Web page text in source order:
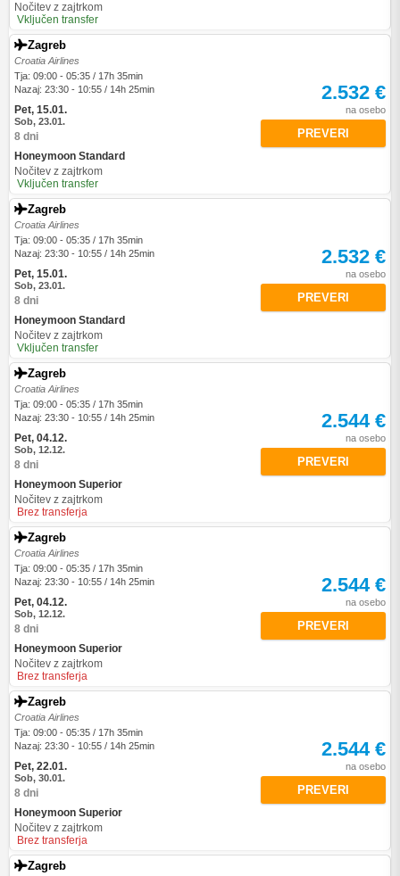
Nočitev z zajtrkom
Vključen transfer
Zagreb
Croatia Airlines
Tja: 09:00 - 05:35 / 17h 35min
Nazaj: 23:30 - 10:55 / 14h 25min
Pet, 15.01.
Sob, 23.01.
8 dni
Honeymoon Standard
Nočitev z zajtrkom
Vključen transfer
2.532 €
na osebo
PREVERI
Zagreb
Croatia Airlines
Tja: 09:00 - 05:35 / 17h 35min
Nazaj: 23:30 - 10:55 / 14h 25min
Pet, 15.01.
Sob, 23.01.
8 dni
Honeymoon Standard
Nočitev z zajtrkom
Vključen transfer
2.532 €
na osebo
PREVERI
Zagreb
Croatia Airlines
Tja: 09:00 - 05:35 / 17h 35min
Nazaj: 23:30 - 10:55 / 14h 25min
Pet, 04.12.
Sob, 12.12.
8 dni
Honeymoon Superior
Nočitev z zajtrkom
Brez transferja
2.544 €
na osebo
PREVERI
Zagreb
Croatia Airlines
Tja: 09:00 - 05:35 / 17h 35min
Nazaj: 23:30 - 10:55 / 14h 25min
Pet, 04.12.
Sob, 12.12.
8 dni
Honeymoon Superior
Nočitev z zajtrkom
Brez transferja
2.544 €
na osebo
PREVERI
Zagreb
Croatia Airlines
Tja: 09:00 - 05:35 / 17h 35min
Nazaj: 23:30 - 10:55 / 14h 25min
Pet, 22.01.
Sob, 30.01.
8 dni
Honeymoon Superior
Nočitev z zajtrkom
Brez transferja
2.544 €
na osebo
PREVERI
Zagreb